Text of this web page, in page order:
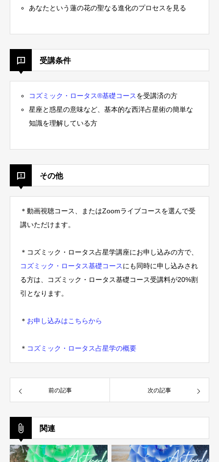
あなたという蓮の花の聖なる進化のプロセスを見る
受講条件
コズミック・ロータス®︎基礎コースを受講済の方
星座と惑星の意味など、基本的な西洋占星術の簡単な
知識を理解している方
その他
＊動画視聴コース、またはZoomライブコースを選んで受
講いただけます。
＊コズミック・ロータス占星学講座にお申し込みの方で、
コズミック・ロータス基礎コースにも同時に申し込みされ
る方は、コズミック・ロータス基礎コース受講料が20%割
引となります。
＊ お申し込みはこちらから
＊ コズミック・ロータス占星学の概要
前の記事 次の記事
関連